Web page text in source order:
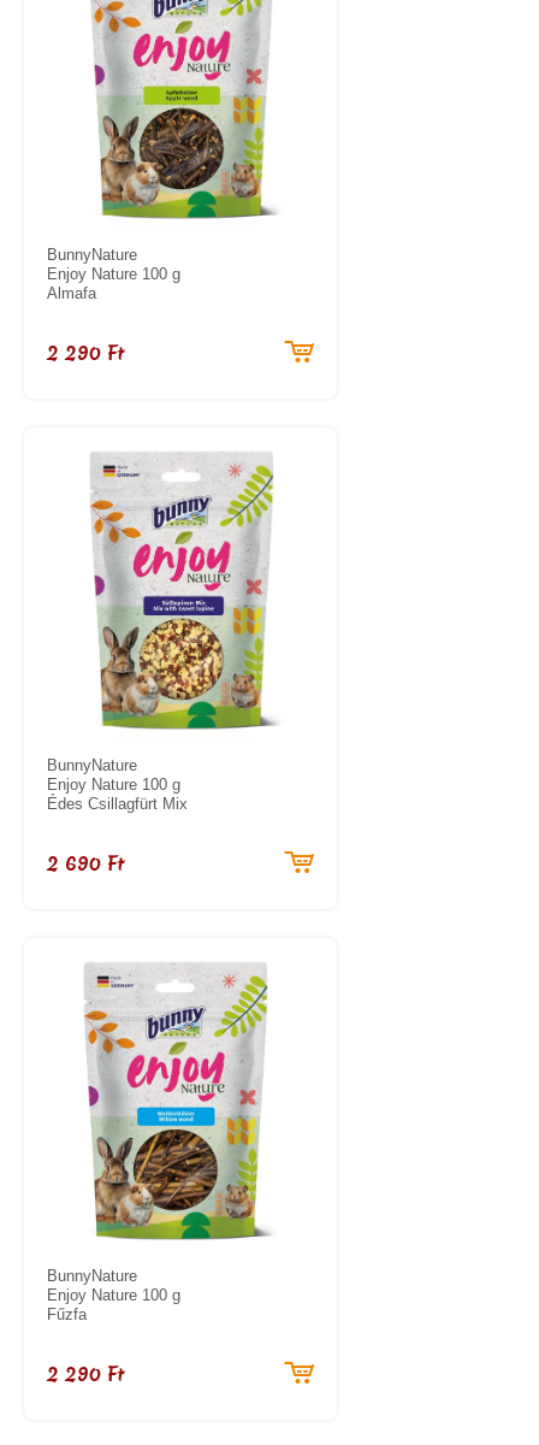
BunnyNature
Enjoy Nature 100 g
Almafa
2 290 Ft
BunnyNature
Enjoy Nature 100 g
Édes Csillagfürt Mix
2 690 Ft
BunnyNature
Enjoy Nature 100 g
Fűzfa
2 290 Ft